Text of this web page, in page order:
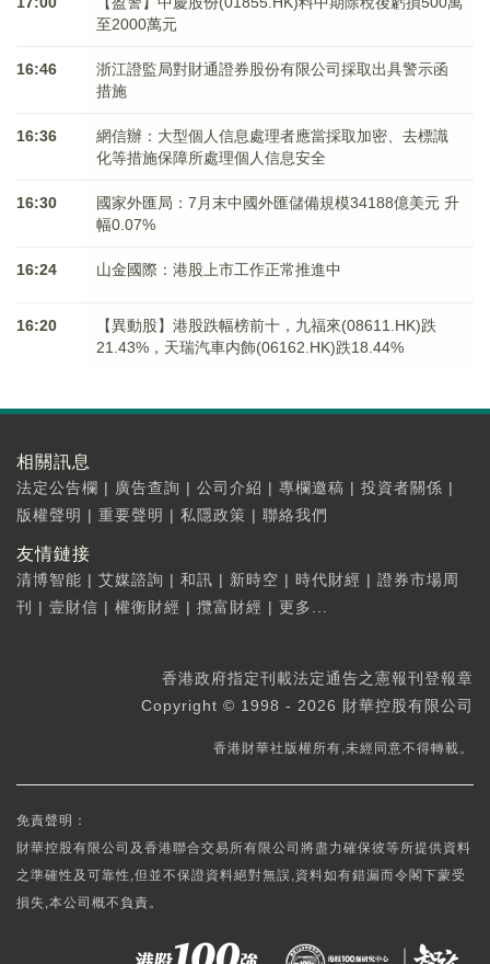
至2000萬元
16:46
浙江證監局對財通證券股份有限公司採取出具警示函
措施
16:36
網信辦：大型個人信息處理者應當採取加密、去標識
化等措施保障所處理個人信息安全
16:30
國家外匯局：7月末中國外匯儲備規模34188億美元 升
幅0.07%
16:24 山金國際：港股上市工作正常推進中
16:20
【異動股】港股跌幅榜前十，九福來(08611.HK)跌
21.43%，天瑞汽車内飾(06162.HK)跌18.44%
相關訊息
法定公告欄 | 廣告查詢 | 公司介紹 | 專欄邀稿 | 投資者關係 |
版權聲明 | 重要聲明 | 私隱政策 | 聯絡我們
友情鏈接
清博智能 | 艾媒諮詢 | 和訊 | 新時空 | 時代財經 | 證券市場周
刊
| 壹財信 | 權衡財經 | 攬富財經 | 更多...
香港政府指定刊載法定通告之憲報刊登報章
Copyright © 1998 - 2026 財華控股有限公司
香港財華社版權所有,未經同意不得轉載。
免責聲明：
財華控股有限公司及香港聯合交易所有限公司將盡力確保彼等所提供資料
之準確性及可靠性,但並不保證資料絕對無誤,資料如有錯漏而令閣下蒙受
損失,本公司概不負責。